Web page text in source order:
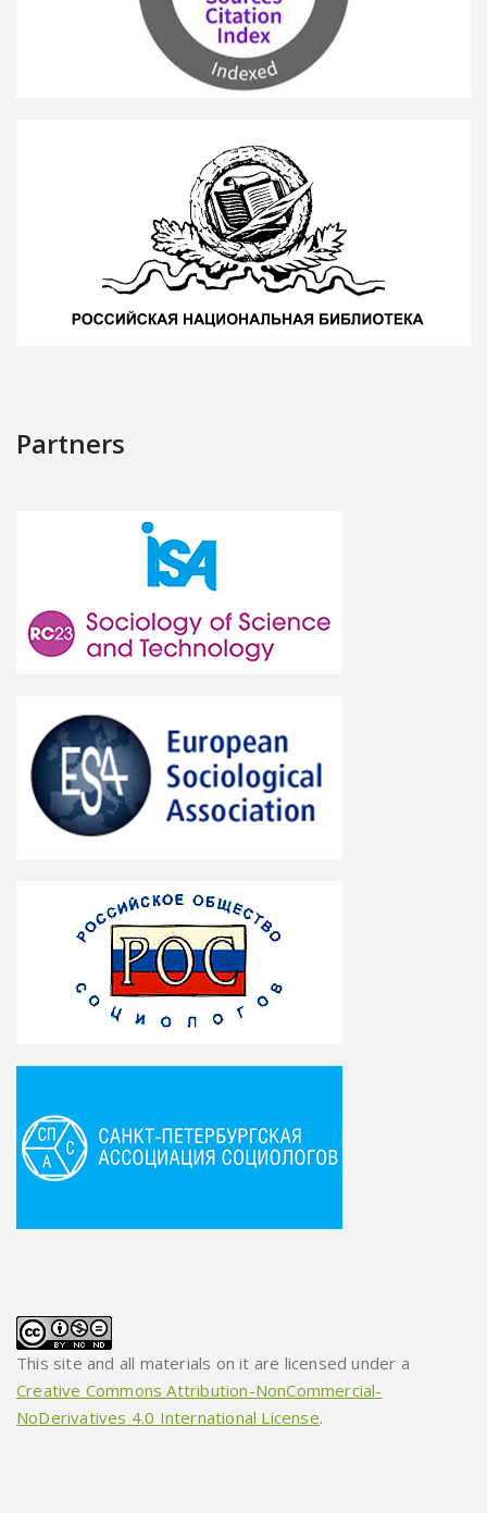
Partners
This site and all materials on it are licensed under a
Creative Commons Attribution-NonCommercial-
NoDerivatives 4.0 International License.